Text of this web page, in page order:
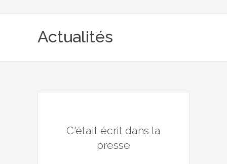
Actualités
C'était écrit dans la
presse